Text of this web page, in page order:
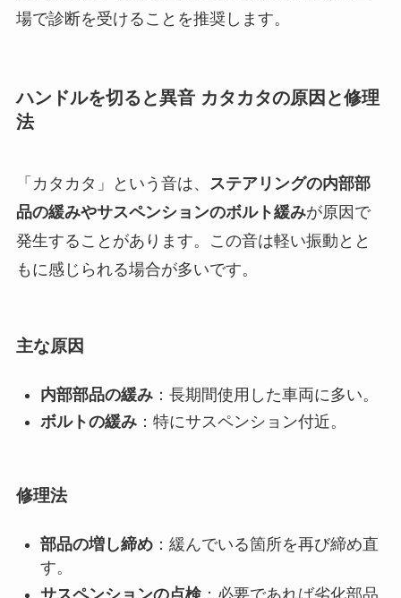
場で診断を受けることを推奨します。
ハンドルを切ると異音 カタカタの原因と修理
法
「カタカタ」という音は、 ステアリングの内部部
品の緩みやサスペンションのボルト緩みが原因で
発生することがあります。この音は軽い振動とと
もに感じられる場合が多いです。
主な原因
内部部品の緩み：長期間使用した車両に多い。
ボルトの緩み：特にサスペンション付近。
修理法
部品の増し締め：緩んでいる箇所を再び締め直
す。